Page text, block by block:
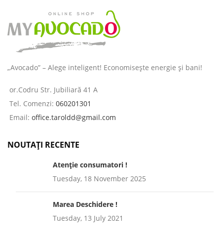
„Avocado” – Alege inteligent! Economisește energie și bani!
or.Codru Str. Jubiliară 41 A
Tel. Comenzi: 060201301
Email: office.taroldd@gmail.com
NOUTAȚI RECENTE
Atenție consumatori !
Tuesday, 18 November 2025
Marea Deschidere !
Tuesday, 13 July 2021